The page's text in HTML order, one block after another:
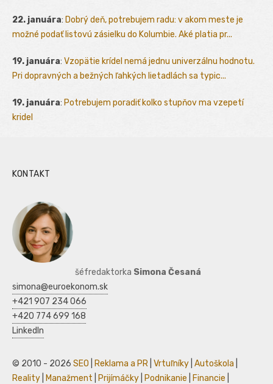
22. januára: Dobrý deň, potrebujem radu: v akom meste je
možné podať listovú zásielku do Kolumbie. Aké platia pr...
19. januára: Vzopätie krídel nemá jednu univerzálnu hodnotu.
Pri dopravných a bežných ľahkých lietadlách sa typic...
19. januára: Potrebujem poradiť kolko stupňov ma vzepetí
kridel
KONTAKT
šéfredaktorka Simona Česaná
simona@euroekonom.sk
+421 907 234 066
+420 774 699 168
LinkedIn
© 2010 - 2026 SEO Reklama a PR Vrtuľníky Autoškola
Reality
Manažment Prijímáčky Podnikanie Financie